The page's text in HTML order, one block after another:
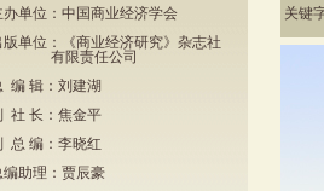
办单位：中国商业经济学会
版单位：《商业经济研究》杂志社
限责任公司
编 辑：刘建湖
社 长：焦金平
总 编：李晓红
编助理：贾辰豪
关键